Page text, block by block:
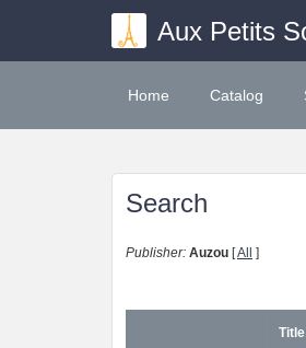
Aux Petits
Home Catalog
Search
Publisher: Auzou [All ]
Title